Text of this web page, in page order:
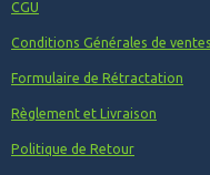
CGU
Conditions Générales de ventes
Formulaire de Rétractation
Règlement et Livraison
Politique de Retour